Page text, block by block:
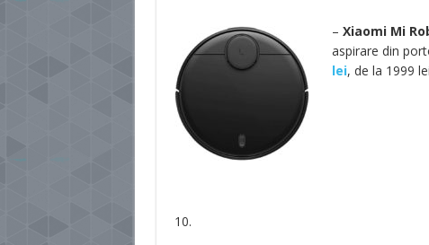
– Xiaomi Mi
aspirare din
lei, de la 1999
10.